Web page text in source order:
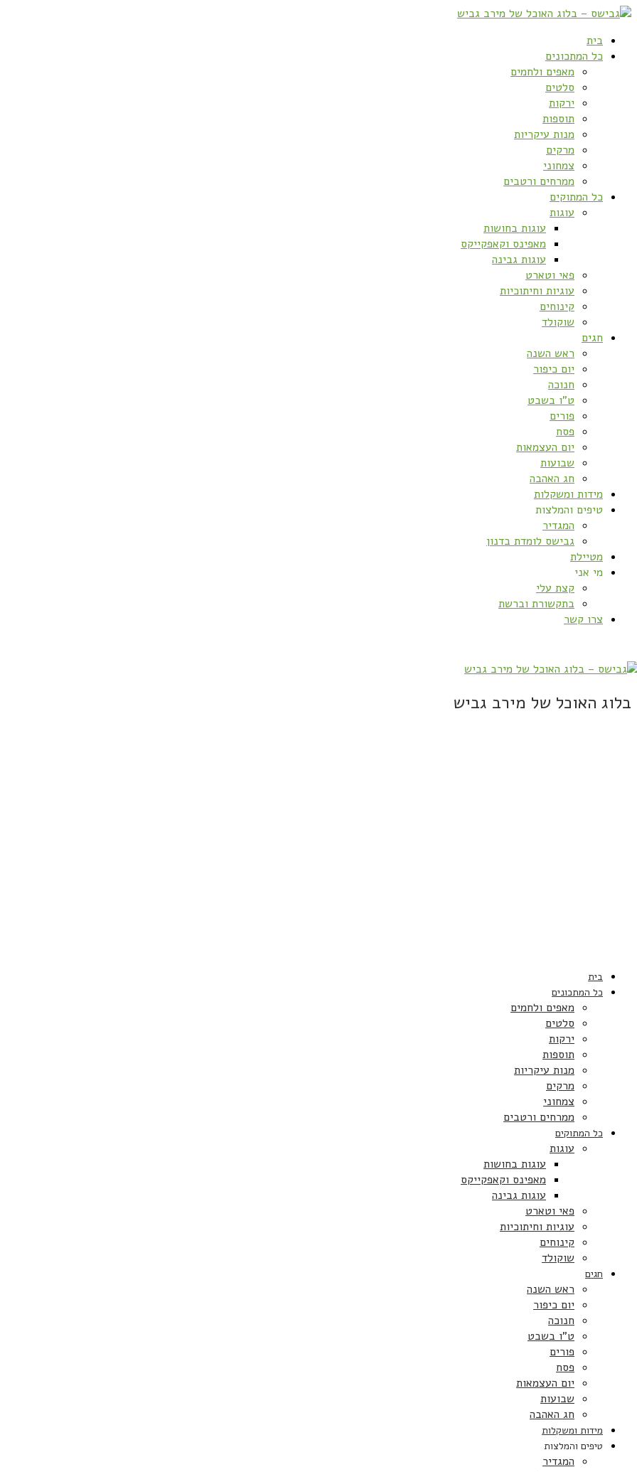
בית
כל המתכונים
מאפים ולחמים
סלטים
ירקות
תוספות
מנות עיקריות
מרקים
צמחוני
ממרחים ורטבים
כל המתוקים
עוגות
עוגות בחושות
מאפינס וקאפקייקס
עוגות גבינה
פאי וטארט
עוגיות וחיתוכיות
קינוחים
שוקולד
חגים
ראש השנה
יום כיפור
חנוכה
ט”ו בשבט
פורים
פסח
יום העצמאות
שבועות
חג האהבה
מידות ומשקלות
טיפים והמלצות
המגדיר
גבישס לומדת בדנון
מטיילת
מי אני
קצת עלי
בתקשורת וברשת
צרו קשר
בלוג האוכל של מירב גביש
בית
כל המתכונים
מאפים ולחמים
סלטים
ירקות
תוספות
מנות עיקריות
מרקים
צמחוני
ממרחים ורטבים
כל המתוקים
עוגות
עוגות בחושות
מאפינס וקאפקייקס
עוגות גבינה
פאי וטארט
עוגיות וחיתוכיות
קינוחים
שוקולד
חגים
ראש השנה
יום כיפור
חנוכה
ט”ו בשבט
פורים
פסח
יום העצמאות
שבועות
חג האהבה
מידות ומשקלות
טיפים והמלצות
המגדיר